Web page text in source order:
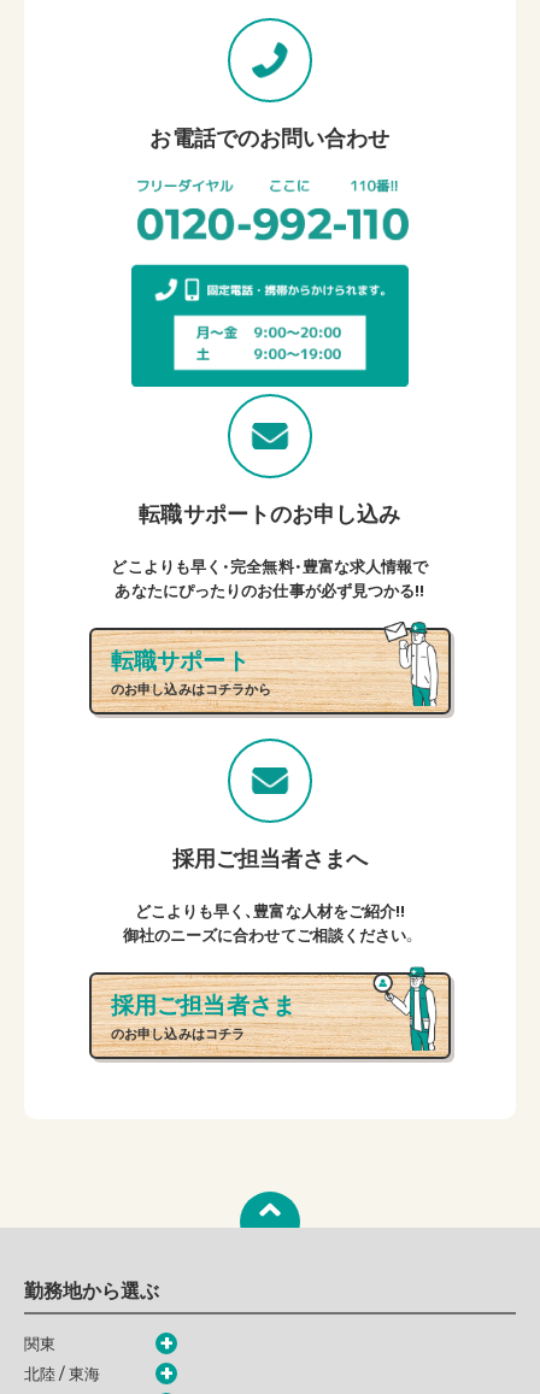
お電話でのお問い合わせ
転職サポートのお申し込み
どこよりも早く・完全無料・豊富な求人情報で
あなたにぴったりのお仕事が必ず見つかる!!
転職サポート
のお申し込みはコチラから
採用ご担当者さまへ
どこよりも早く、豊富な人材をご紹介!!
御社のニーズに合わせてご相談ください。
採用ご担当者さま
のお申し込みはコチラ
勤務地から選ぶ
関東
北陸 / 東海